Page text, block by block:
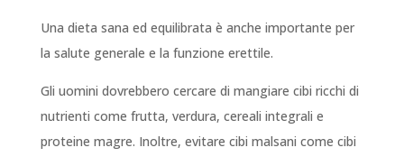
Una dieta sana ed equilibrata è anche importante per
la salute generale e la funzione erettile.
Gli uomini dovrebbero cercare di mangiare cibi ricchi di
nutrienti come frutta, verdura, cereali integrali e
proteine magre. Inoltre, evitare cibi malsani come cibi